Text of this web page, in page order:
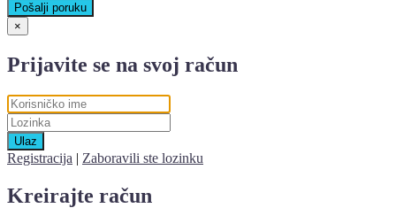
Pošalji poruku
×
Prijavite se na svoj račun
Ulaz
Registracija | Zaboravili ste lozinku
Kreirajte račun